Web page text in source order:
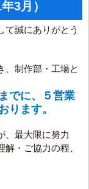
3月）
て誠にありがとう
、制作部・工場と
でに、５営業
ります。
、最大限に努力
・ご協力の程、